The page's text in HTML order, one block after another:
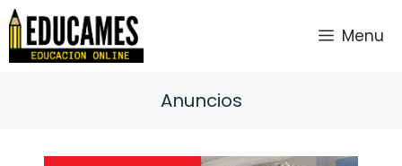
Saltar
contenido
Menu
Anuncios